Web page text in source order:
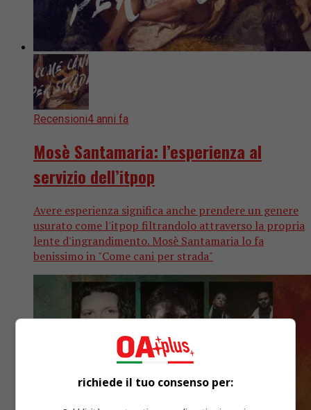
Recensioni4 anni fa
Mosè Santamaria: l’esperienza al
servizio dell’itpop
Avere esperienza significa anche prendere un genere
usurato come l'itpop filtrandolo attraverso la propria
lente d'ingrandimento. Mosè Santamaria lo fa
benissimo in "Come cani per strada"
richiede il tuo consenso per: